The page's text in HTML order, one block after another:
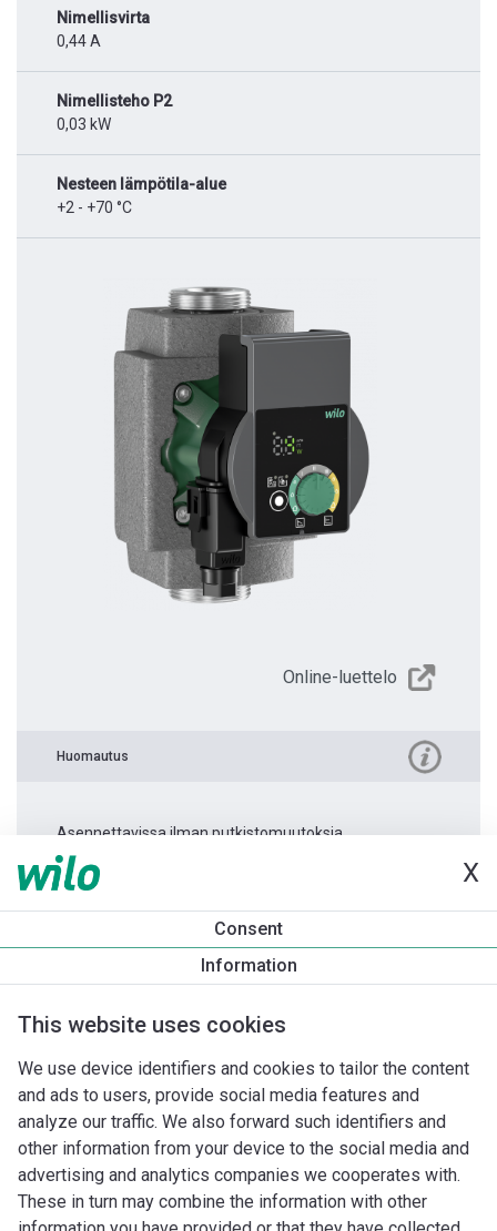
X
Consent
Information
This website uses cookies
We use device identifiers and cookies to tailor the content
and ads to users, provide social media features and
analyze our traffic. We also forward such identifiers and
other information from your device to the social media and
advertising and analytics companies we cooperates with.
These in turn may combine the information with other
Nimellisvirta
0,44 A
Nimellisteho P2
0,03 kW
Nesteen lämpötila-alue
+2 - +70 °C
Online-luettelo
Huomautus
Asennettavissa ilman putkistomuutoksia.
Tuotetietoa
Yonos PICO-Z 25/0,5-6 -180